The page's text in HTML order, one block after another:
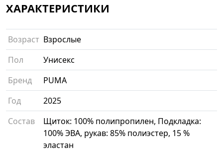
ХАРАКТЕРИСТИКИ
Возраст Взрослые
Пол
Унисекс
Бренд
PUMA
Год
2025
Состав
Щиток: 100% полипропилен, Подкладка:
100% ЭВА, рукав: 85% полиэстер, 15 %
эластан